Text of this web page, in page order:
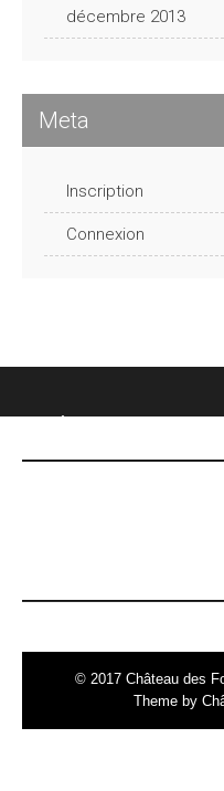
décembre 2013
Meta
Inscription
Connexion
© 2017 Château des
Theme by